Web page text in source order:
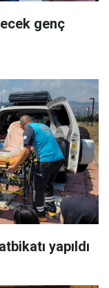
genç
yapıldı